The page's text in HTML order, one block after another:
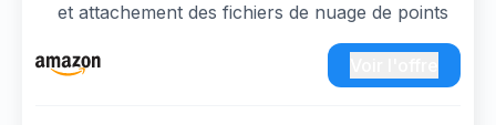
et attachement des fichiers de nuage de points
Ouvrir/Enregistrer - Supporte les extensions de
fichiers *.dwg, *.dxf, *.dwf, .dxb & .dwt